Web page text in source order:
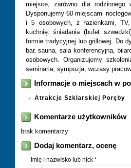
miejsce, zarówno dla
Dysponujemy 60 miejscami
i 5 osobowych, z łazienkami,
kuchnię: śniadania (bufet
formie tradycyjnej lub grillowej. Do
bar, sauna, sala konferencyjna,
osobowych. Organizujemy
seminaria, sympozja, wczasy
Informacje o miejscach w
Atrakcje Szklarskiej Poręby
Komentarze użytkowników
brak komentarzy
Dodaj komentarz, ocenę
Imię i nazwisko lub nick *